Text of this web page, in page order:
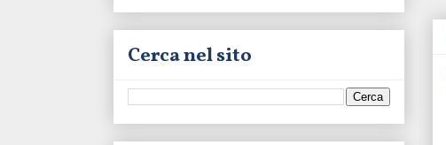
Cerca nel sito